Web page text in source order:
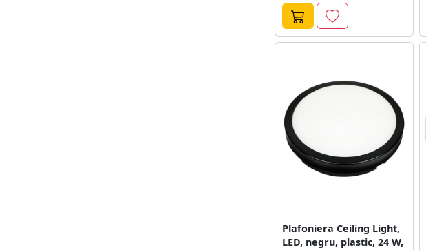
Plafoniera Ceiling Light,
LED, negru, plastic, 24 W,